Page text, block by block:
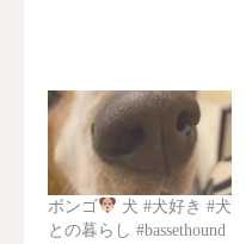
ボンゴ
犬 #犬好き #犬
との暮らし #bassethound